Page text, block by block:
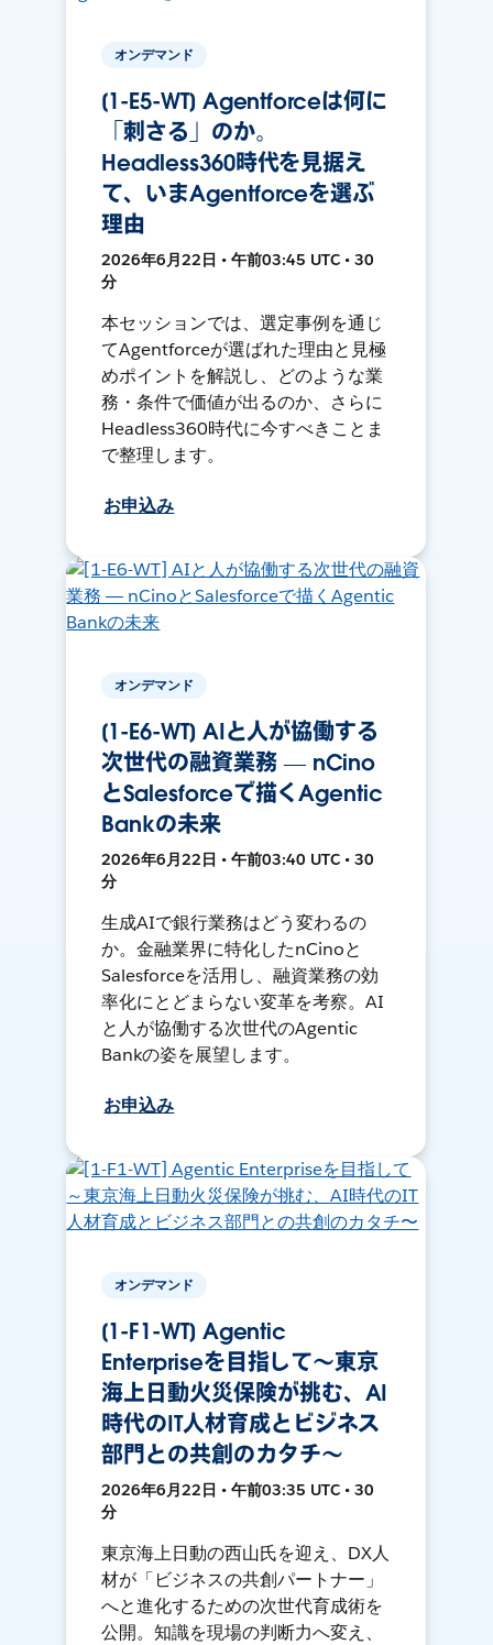
オンデマンド
[1-E5-WT] Agentforceは何に
「刺さる」のか。
Headless360時代を見据え
て、いまAgentforceを選ぶ
理由
2026年6月22日 • 午前03:45 UTC • 30
分
本セッションでは、選定事例を通じ
てAgentforceが選ばれた理由と見極
めポイントを解説し、どのような業
務・条件で価値が出るのか、さらに
Headless360時代に今すべきことま
で整理します。
お申込み
オンデマンド
[1-E6-WT] AIと人が協働する
次世代の融資業務 ― nCino
とSalesforceで描くAgentic
Bankの未来
2026年6月22日 • 午前03:40 UTC • 30
分
生成AIで銀行業務はどう変わるの
か。金融業界に特化したnCinoと
Salesforceを活用し、融資業務の効
率化にとどまらない変革を考察。AI
と人が協働する次世代のAgentic
Bankの姿を展望します。
お申込み
オンデマンド
[1-F1-WT] Agentic
Enterpriseを目指して～東京
海上日動火災保険が挑む、AI
時代のIT人材育成とビジネス
部門との共創のカタチ〜
2026年6月22日 • 午前03:35 UTC • 30
分
東京海上日動の西山氏を迎え、DX人
材が「ビジネスの共創パートナー」
へと進化するための次世代育成術を
公開。知識を現場の判断力へ変え、